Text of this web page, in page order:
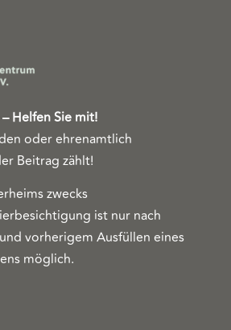
Helfen Sie mit!
oder ehrenamtlich
Beitrag zählt!
zwecks
ist nur nach
vorherigem Ausfüllen eines
möglich.